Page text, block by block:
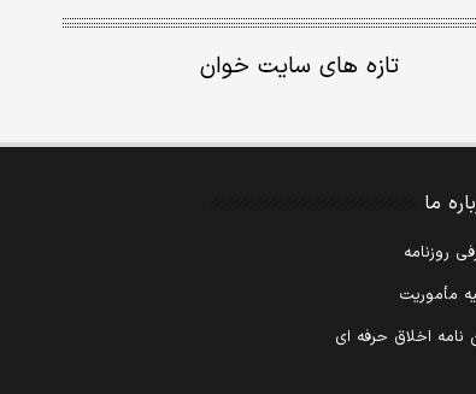
تازه های سایت خوان
ما
روزنامه
مأموریت
نامه اخلاق حرفه ای